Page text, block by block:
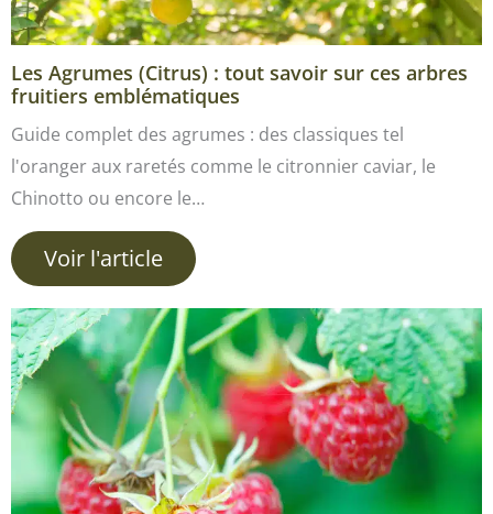
Les Agrumes (Citrus) : tout savoir sur ces arbres
fruitiers emblématiques
Guide complet des agrumes : des classiques tel
l'oranger aux raretés comme le citronnier caviar, le
Chinotto ou encore le…
Voir l'article